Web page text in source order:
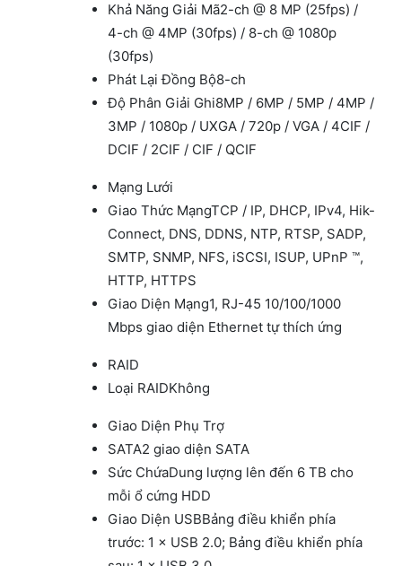
Khả Năng Giải Mã2-ch @ 8 MP (25fps) /
4-ch @ 4MP (30fps) / 8-ch @ 1080p
(30fps)
Phát Lại Đồng Bộ8-ch
Độ Phân Giải Ghi8MP / 6MP / 5MP / 4MP /
3MP / 1080p / UXGA / 720p / VGA / 4CIF /
DCIF / 2CIF / CIF / QCIF
Mạng Lưới
Giao Thức MạngTCP / IP, DHCP, IPv4, Hik-
Connect, DNS, DDNS, NTP, RTSP, SADP,
SMTP, SNMP, NFS, iSCSI, ISUP, UPnP ™,
HTTP, HTTPS
Giao Diện Mạng1, RJ-45 10/100/1000
Mbps giao diện Ethernet tự thích ứng
RAID
Loại RAIDKhông
Giao Diện Phụ Trợ
SATA2 giao diện SATA
Sức ChứaDung lượng lên đến 6 TB cho
mỗi ổ cứng HDD
Giao Diện USBBảng điều khiển phía
trước: 1 × USB 2.0; Bảng điều khiển phía